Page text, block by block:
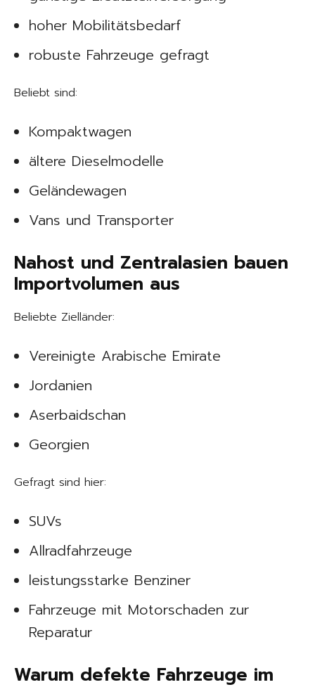
hoher Mobilitätsbedarf
robuste Fahrzeuge gefragt
Beliebt sind:
Kompaktwagen
ältere Dieselmodelle
Geländewagen
Vans und Transporter
Nahost und Zentralasien bauen
Importvolumen aus
Beliebte Zielländer:
Vereinigte Arabische Emirate
Jordanien
Aserbaidschan
Georgien
Gefragt sind hier:
SUVs
Allradfahrzeuge
leistungsstarke Benziner
Fahrzeuge mit Motorschaden zur
Reparatur
Warum defekte Fahrzeuge im